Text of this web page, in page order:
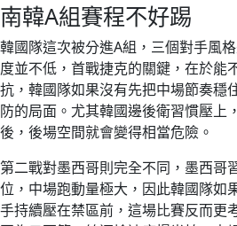
南韓A組賽程不好踢
韓國隊這次被分進A組，三個對手風
度並不低，首戰捷克的關鍵，在於能
抗，韓國隊如果沒有先把中場節奏穩
防的局面。尤其韓國邊後衛習慣壓上
後，後場空間就會變得相當危險。
第二戰對墨西哥則完全不同，墨西哥
位，中場跑動量極大，因此韓國隊如
手持續壓在禁區前，這場比賽反而更